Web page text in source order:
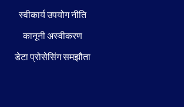
स्वीकार्य उपयोग नीति
कानूनी अस्वीकरण
डेटा प्रोसेसिंग समझौता